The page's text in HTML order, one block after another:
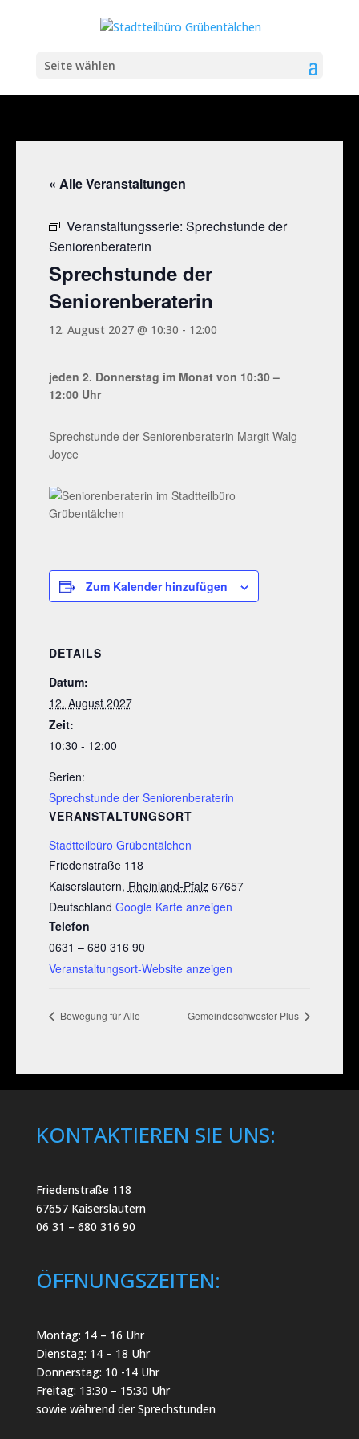
Seite wählen
« Alle Veranstaltungen
Veranstaltungsserie: Sprechstunde der
Seniorenberaterin
Sprechstunde der
Seniorenberaterin
12. August 2027 @ 10:30 - 12:00
jeden 2. Donnerstag im Monat von 10:30 –
12:00 Uhr
Sprechstunde der Seniorenberaterin Margit Walg-
Joyce
Zum Kalender hinzufügen
DETAILS
Datum:
12. August 2027
Zeit:
10:30 - 12:00
Serien:
Sprechstunde der Seniorenberaterin
VERANSTALTUNGSORT
Stadtteilbüro Grübentälchen
Friedenstraße 118
Kaiserslautern, Rheinland-Pfalz 67657
Deutschland Google Karte anzeigen
Telefon
0631 – 680 316 90
Veranstaltungsort-Website anzeigen
Bewegung für Alle Gemeindeschwester Plus
KONTAKTIEREN SIE UNS:
Friedenstraße 118
67657 Kaiserslautern
06 31 – 680 316 90
ÖFFNUNGSZEITEN:
Montag: 14 – 16 Uhr
Dienstag: 14 – 18 Uhr
Donnerstag: 10 -14 Uhr
Freitag: 13:30 – 15:30 Uhr
sowie während der Sprechstunden